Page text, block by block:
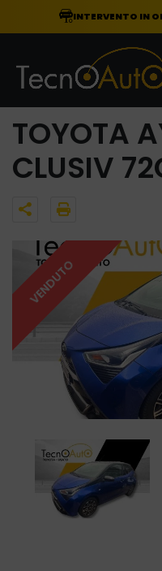
INTERVENTO IN
TOYOTA
CLUSIV
VENDUTO